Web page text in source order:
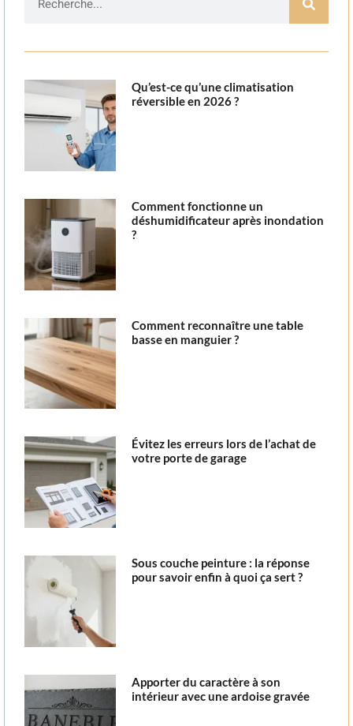
Qu’est-ce qu’une climatisation
réversible en 2026 ?
Comment fonctionne un
déshumidificateur après inondation
?
Comment reconnaître une table
basse en manguier ?
Évitez les erreurs lors de l’achat de
votre porte de garage
Sous couche peinture : la réponse
pour savoir enfin à quoi ça sert ?
Apporter du caractère à son
intérieur avec une ardoise gravée